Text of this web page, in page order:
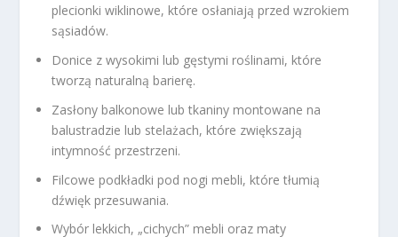
plecionki wiklinowe, które osłaniają przed wzrokiem
sąsiadów.
Donice z wysokimi lub gęstymi roślinami, które
tworzą naturalną barierę.
Zasłony balkonowe lub tkaniny montowane na
balustradzie lub stelażach, które zwiększają
intymność przestrzeni.
Filcowe podkładki pod nogi mebli, które tłumią
dźwięk przesuwania.
Wybór lekkich, „cichych” mebli oraz maty